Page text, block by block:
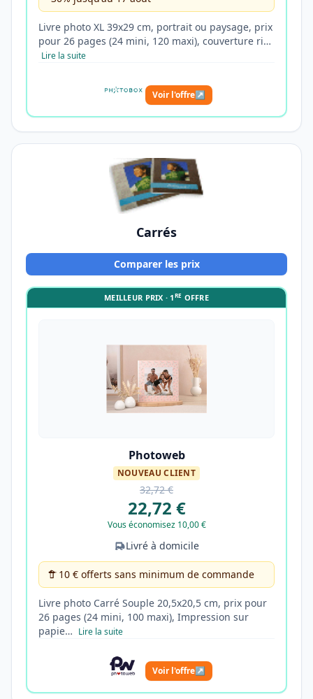
Livre photo XL 39x29 cm, portrait ou paysage, prix
pour 26 pages (24 mini, 120 maxi), couverture ri…
Lire la suite
Voir l'offre↗
Carrés
Comparer les prix
MEILLEUR PRIX · 1RE OFFRE
Photoweb
NOUVEAU CLIENT
32,72 €
22,72 €
Vous économisez 10,00 €
Livré à domicile
10 € offerts sans minimum de commande
Livre photo Carré Souple 20,5x20,5 cm, prix pour
26 pages (24 mini, 100 maxi), Impression sur
papie… Lire la suite
Voir l'offre↗